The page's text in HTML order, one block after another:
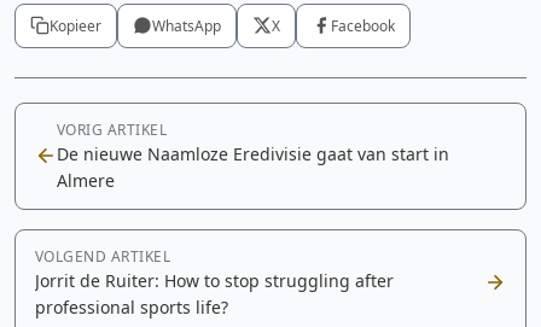
Kopieer WhatsApp X Facebook
VORIG ARTIKEL
De nieuwe Naamloze Eredivisie gaat van start in
Almere
VOLGEND ARTIKEL
Jorrit de Ruiter: How to stop struggling after
professional sports life?